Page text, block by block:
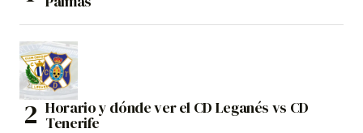
Horario y dónde ver el CD Leganés vs CD
Tenerife